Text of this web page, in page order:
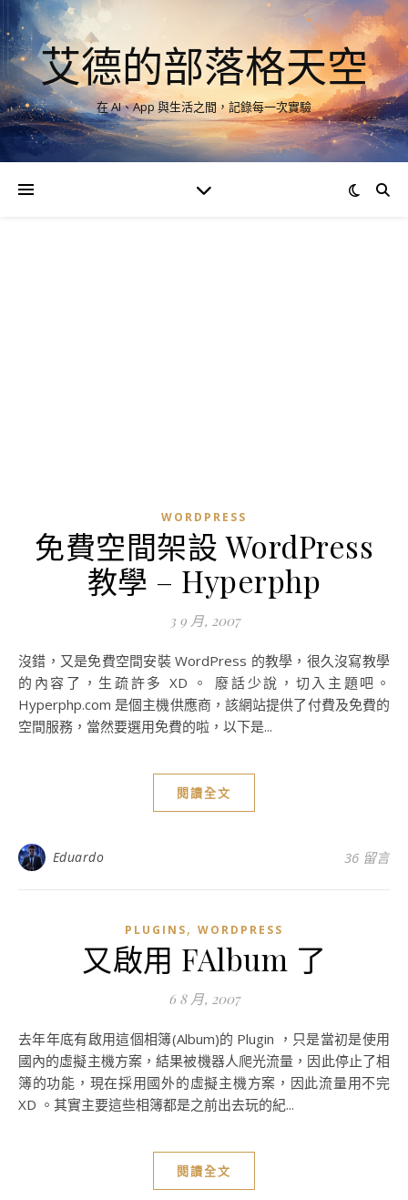
艾德的部落格天空
在 AI、App 與生活之間，記錄每一次實驗
WORDPRESS
免費空間架設 WordPress
教學 – Hyperphp
3 9 月, 2007
沒錯，又是免費空間安裝 WordPress 的教學，很久沒寫教學
的內容了，生疏許多 XD 。 廢話少說，切入主題吧。
Hyperphp.com 是個主機供應商，該網站提供了付費及免費的
空間服務，當然要選用免費的啦，以下是...
閱讀全文
Eduardo 36 留言
PLUGINS, WORDPRESS
又啟用 FAlbum 了
6 8 月, 2007
去年年底有啟用這個相簿(Album)的 Plugin ，只是當初是使用
國內的虛擬主機方案，結果被機器人爬光流量，因此停止了相
簿的功能，現在採用國外的虛擬主機方案，因此流量用不完
XD 。其實主要這些相簿都是之前出去玩的紀...
閱讀全文